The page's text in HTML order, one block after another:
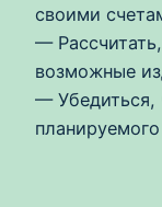
своими
—
возможные
— Убедиться,